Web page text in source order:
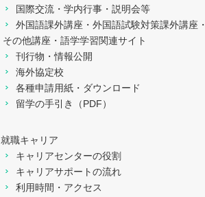
国際交流・学内行事・説明会等
外国語課外講座・外国語試験対策課外講座・
その他講座・語学学習関連サイト
刊行物・情報公開
海外協定校
各種申請用紙・ダウンロード
留学の手引き（PDF）
就職キャリア
キャリアセンターの役割
キャリアサポートの流れ
利用時間・アクセス